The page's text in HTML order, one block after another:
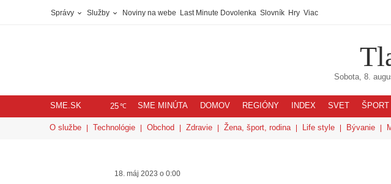
Správy Služby Noviny na webe Last Minute Dovolenka Slovník Hry Viac
Sobota, 8.
SME.SK 25℃ SME MINÚTA DOMOV REGIÓNY INDEX SVET ŠPORT
O službe Technológie Obchod Zdravie Žena, šport, rodina Life style Bývanie
18. máj 2023 o 0:00